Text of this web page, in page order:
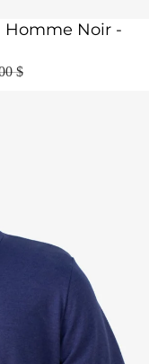
Noir -
$